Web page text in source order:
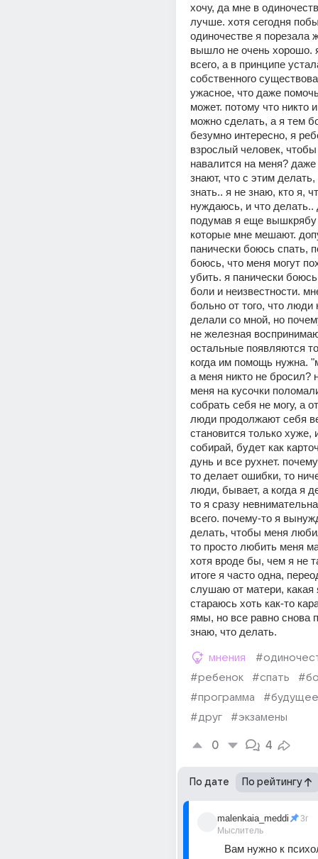
хочу, да мне в
лучше. хотя сегодня
одиночестве я порезала
вышло не очень хорошо.
всего, а в принципе
собственного
ужасное, что даже
может. потому что никто
можно сделать, а я тем
безумно интересно, я
взрослый человек,
навалится на меня?
знают, что с этим
знать.. я не знаю, кто я,
нуждаюсь, и что делать..
подумав я еще
которые мне мешают.
панически боюсь спать,
боюсь, что меня могут
убить. я панически
боли и неизвестности.
больно от того, что люди
делали со мной, но
не железная
остальные появляются
когда им помощь нужна.
а меня никто не бросил?
меня на кусочки
собрать себя не могу, а
люди продолжают себя
становится только хуже,
собирай, будет как
дунь и все рухнет.
то делает ошибки, то
люди, бывает, а когда я
то я сразу
всего. почему-то я
делать, чтобы меня
то просто любить меня
хотя вроде бы, чем я не
итоге я часто одна,
слушаю от матери, какая
стараюсь хоть как-то
ямы, но все равно снова
знаю, что делать.
мнения
#ребенок
#спать
#программа
#будущее
#друг
#экзамены
0 4
По дате По рейтингу
malenkaia_meddi
Мыслитель
3г
Вам нужно к